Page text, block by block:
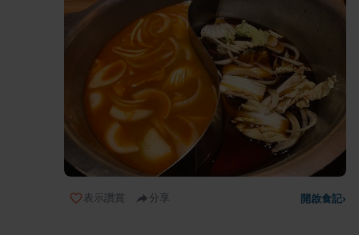
表示讚賞 分享 開啟食記›